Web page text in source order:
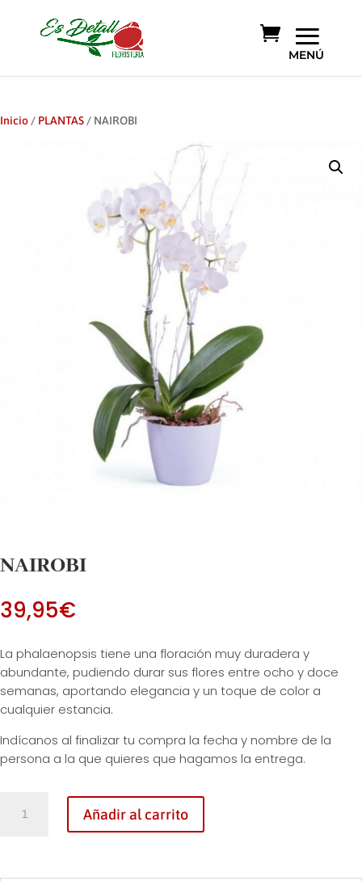
Inicio / PLANTAS / NAIROBI
NAIROBI
39,95€
La phalaenopsis tiene una floración muy duradera y
abundante, pudiendo durar sus flores entre ocho y doce
semanas, aportando elegancia y un toque de color a
cualquier estancia.
Indícanos al finalizar tu compra la fecha y nombre de la
persona a la que quieres que hagamos la entrega.
cantidad
Añadir al carrito